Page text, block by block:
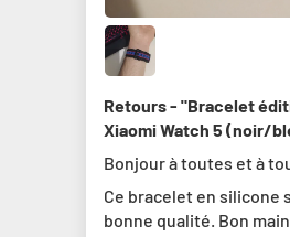
Retours - "Bracelet
Xiaomi Watch 5 (noir/
Bonjour à toutes et à
Ce bracelet en silicone
bonne qualité. Bon